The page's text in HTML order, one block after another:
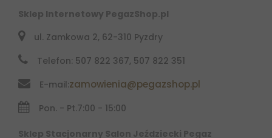
Sklep Internetowy PegazShop.pl
ul. Zamkowa 2, 62-310 Pyzdry
Telefon: 507 822 367, 507 822 351
E-mail:zamowienia@pegazshop.pl
Pon. - Pt.7:00 - 15:00
Sklep Stacjonarny Salon Jeździecki Pegaz